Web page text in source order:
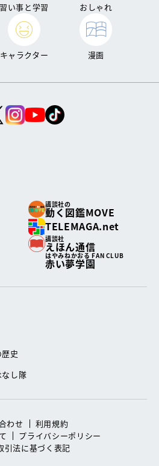
習い事と学習 おしゃれ
キャラクター 漫画
講談社の
動く図鑑MOVE
TELEMAGA.net
講談社
えほん通信
はやみねかおる FAN CLUB
赤い夢学園
史
し隊
わせ
利用規約
プライバシーポリシー
引法に基づく表記